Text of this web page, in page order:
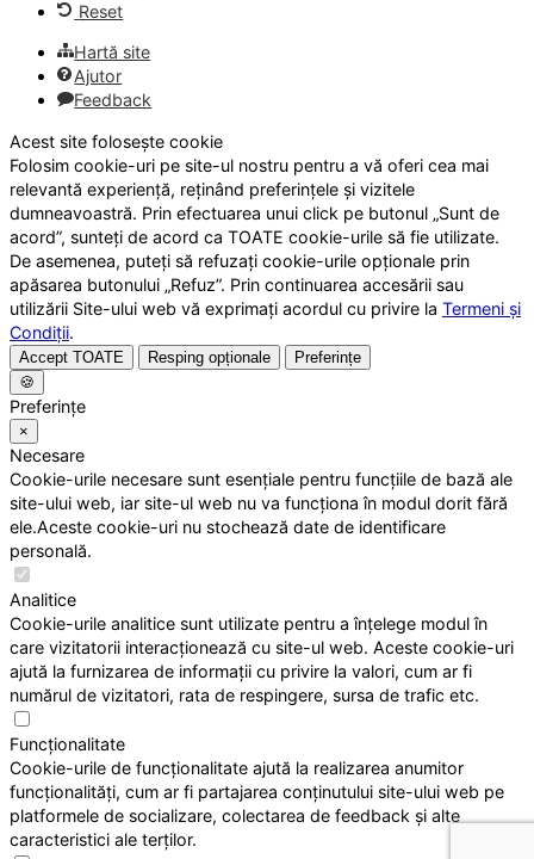
Reset
Hartă site
Ajutor
Feedback
Acest site folosește cookie
Folosim cookie-uri pe site-ul nostru pentru a vă oferi cea mai
relevantă experiență, reținând preferințele și vizitele
dumneavoastră. Prin efectuarea unui click pe butonul „Sunt de
acord”, sunteți de acord ca TOATE cookie-urile să fie utilizate.
De asemenea, puteți să refuzați cookie-urile opționale prin
apăsarea butonului „Refuz”. Prin continuarea accesării sau
utilizării Site-ului web vă exprimați acordul cu privire la Termeni și
Condiții.
Accept TOATE Resping opționale
Preferințe
🍪
Preferințe
×
Necesare
Cookie-urile necesare sunt esențiale pentru funcțiile de bază ale
site-ului web, iar site-ul web nu va funcționa în modul dorit fără
ele.Aceste cookie-uri nu stochează date de identificare
personală.
Analitice
Cookie-urile analitice sunt utilizate pentru a înțelege modul în
care vizitatorii interacționează cu site-ul web. Aceste cookie-uri
ajută la furnizarea de informații cu privire la valori, cum ar fi
numărul de vizitatori, rata de respingere, sursa de trafic etc.
Funcționalitate
Cookie-urile de funcționalitate ajută la realizarea anumitor
funcționalități, cum ar fi partajarea conținutului site-ului web pe
platformele de socializare, colectarea de feedback și alte
caracteristici ale terților.